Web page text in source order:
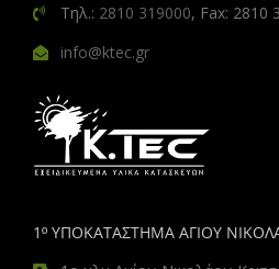
Τηλ.: 2810 319000, Fax: 2810
info@ktec.gr
1º ΥΠΟΚΑΤΑΣΤΗΜΑ ΑΓΙΟΥ